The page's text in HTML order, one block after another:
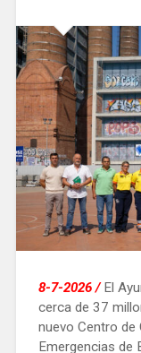
8-7-2026 /El
cerca de 37
nuevo Centro de
Emergencias de